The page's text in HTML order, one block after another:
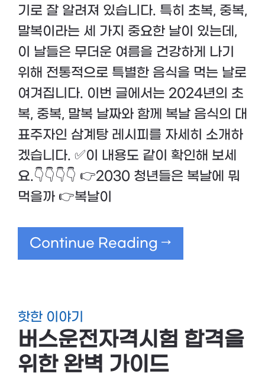
기로 잘 알려져 있습니다. 특히 초복, 중복,
말복이라는 세 가지 중요한 날이 있는데,
이 날들은 무더운 여름을 건강하게 나기
위해 전통적으로 특별한 음식을 먹는 날로
여겨집니다. 이번 글에서는 2024년의 초
복, 중복, 말복 날짜와 함께 복날 음식의 대
표주자인 삼계탕 레시피를 자세히 소개하
겠습니다. ✅이 내용도 같이 확인해 보세
요.👇👇👇👇 👉2030 청년들은 복날에 뭐
먹을까 👉복날이
Continue Reading →
핫한 이야기
버스운전자격시험 합격을
위한 완벽 가이드